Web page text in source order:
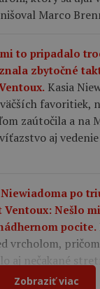
Marco
to pripadalo
zbytočné
Kasia
favoritiek,
zaútočila a na
aj
po
Nešlo
pocite.
vrcholom,
aj nečakané
Zobraziť viac